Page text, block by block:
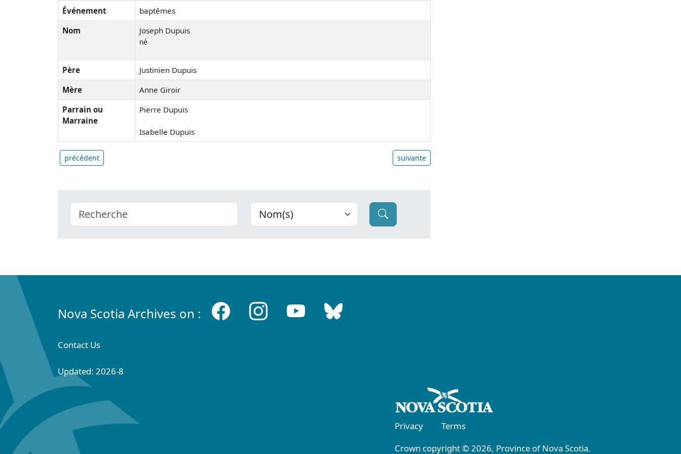
Événement
baptêmes
Nom
Joseph Dupuis
né
Père
Justinien Dupuis
Mère
Anne Giroir
Parrain ou
Marraine
Pierre Dupuis
Isabelle Dupuis
précédent suivante
Nova Scotia Archives on :
Contact Us
Updated: 2026-8
Privacy
Terms
Crown copyright © 2026, Province of Nova Scotia.